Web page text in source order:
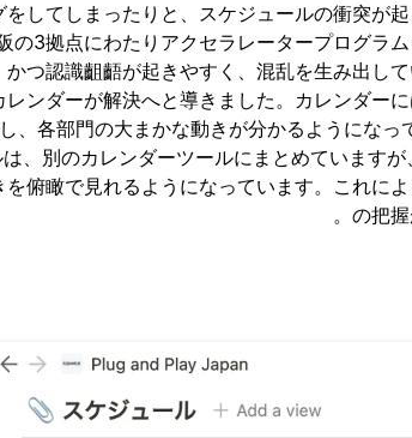
してしまったりと、スケジュールの衝突が起
の3拠点にわたりアクセラレータープログラム
つ認識齟齬が起きやすく、混乱を生み出し
ンダーが解決へと導きました。カレンダー
、各部門の大まかな動きが分かるようになっ
、別のカレンダーツールにまとめています
を俯瞰で見れるようになっています。これに
の把握